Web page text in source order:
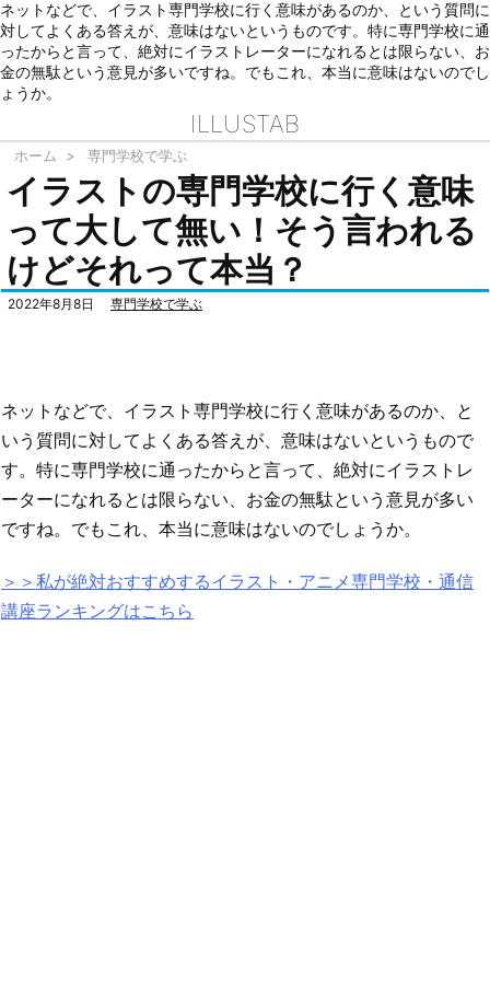
ネットなどで、イラスト専門学校に行く意味があるのか、という質問に
対してよくある答えが、意味はないというものです。特に専門学校に通
ったからと言って、絶対にイラストレーターになれるとは限らない、お
金の無駄という意見が多いですね。でもこれ、本当に意味はないのでし
ょうか。
ILLUSTAB
ホーム > 専門学校で学ぶ
イラストの専門学校に行く意味
って大して無い！そう言われる
けどそれって本当？
2022年8月8日 専門学校で学ぶ
ネットなどで、イラスト専門学校に行く意味があるのか、と
いう質問に対してよくある答えが、意味はないというもので
す。特に専門学校に通ったからと言って、絶対にイラストレ
ーターになれるとは限らない、お金の無駄という意見が多い
ですね。でもこれ、本当に意味はないのでしょうか。
＞＞私が絶対おすすめするイラスト・アニメ専門学校・通信
講座ランキングはこちら